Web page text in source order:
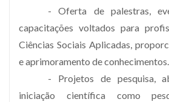
- Oferta de palestras,
capacitações voltados para
Ciências Sociais Aplicadas,
e aprimoramento de conhecimentos.
- Projetos de pesquisa,
iniciação científica como